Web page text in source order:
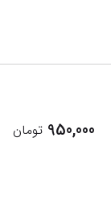
950,000 تومان